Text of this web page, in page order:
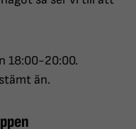
18:00-20:00.
än.